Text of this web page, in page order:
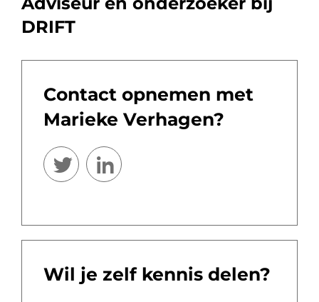
DRIFT
Contact opnemen met
Marieke Verhagen?
Wil je zelf kennis delen?